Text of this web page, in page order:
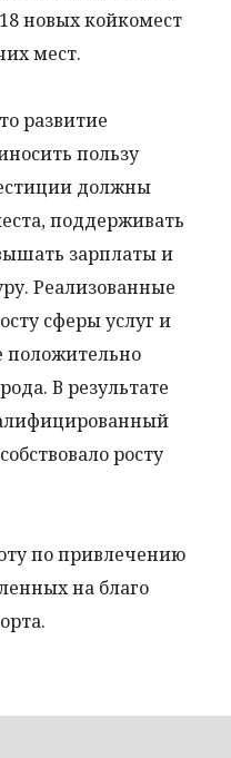
новых койкомест
мест.
развитие
пользу
должны
поддерживать
зарплаты и
Реализованные
сферы услуг и
положительно
В результате
росту
по привлечению
на благо